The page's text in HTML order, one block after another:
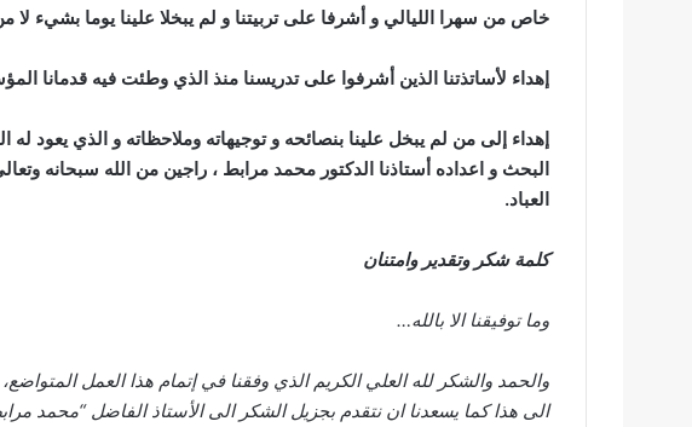
خاص من سهرا الليالي و أشرفا على تربيتنا و لم يبخلا علينا يوما بشيء لا من
إهداء لأساتذتنا الذين أشرفوا على تدريسنا منذ الذي وطئت فيه قدمانا
إهداء إلى من لم يبخل علينا بنصائحه و توجيهاته وملاحظاته و الذي يعود
البحث و اعداده أستاذنا الدكتور محمد مرابط ، راجين من الله سبحانه
العباد.
كلمة شكر وتقدير وامتنان
وما توفيقنا الا بالله…
والحمد والشكر لله العلي الكريم الذي وفقنا في إتمام هذا العمل المتواضع،
الى هذا كما يسعدنا ان نتقدم بجزيل الشكر الى الأستاذ الفاضل “محمد